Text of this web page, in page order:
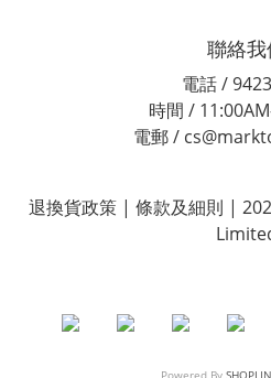
聯絡我
電話 /
時間 /
電郵 /
退換貨政策 | 條款及細則 |
Powered By